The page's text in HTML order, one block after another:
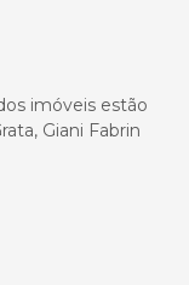
imóveis estão
Giani Fabrin